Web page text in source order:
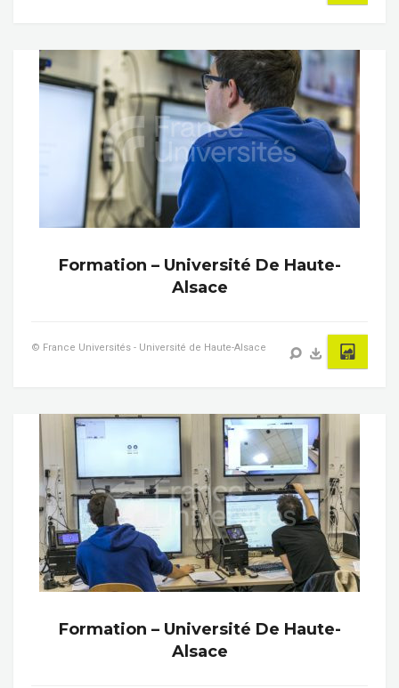
Formation – Université De Haute-
Alsace
© France Universités - Université de Haute-Alsace
Formation – Université De Haute-
Alsace